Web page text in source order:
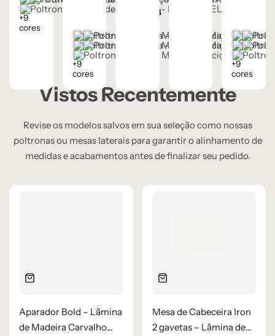
LINHO AVELUDADO CINZA CLARO - 59-B
+9
cores
378,84
BOUCLE OFF-WHITE 108 – D
CORINO MARROM CLARO 105 – C
CORINO MARROM ESCURO 106 – C
CORINO PRETO 93 – C
LINHO AVELUDADO CINZA CLARO - 59-B
+9
cores
CORINO
LINHO
+9
cores
Vistos Recentemente
Revise os modelos salvos em sua seleção como nossas
poltronas ou mesas laterais para garantir o alinhamento de
medidas e acabamentos antes de finalizar seu pedido.
Aparador Bold – Lâmina
de Madeira Carvalho
Mesa de Cabeceira Iron
2 gavetas – Lâmina de